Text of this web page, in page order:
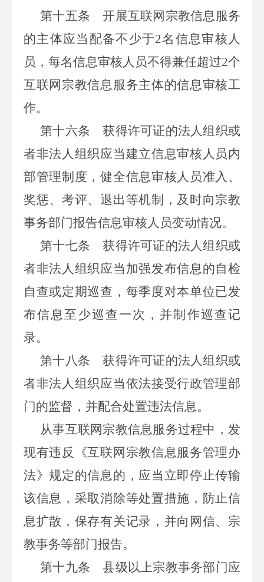
第十五条 开展互联网宗教信息服务
的主体应当配备不少于2名信息审核人
员，每名信息审核人员不得兼任超过2个
互联网宗教信息服务主体的信息审核工
作。
第十六条 获得许可证的法人组织或
者非法人组织应当建立信息审核人员内
部管理制度，健全信息审核人员准入、
奖惩、考评、退出等机制，及时向宗教
事务部门报告信息审核人员变动情况。
第十七条 获得许可证的法人组织或
者非法人组织应当加强发布信息的自检
自查或定期巡查，每季度对本单位已发
布信息至少巡查一次，并制作巡查记
录。
第十八条 获得许可证的法人组织或
者非法人组织应当依法接受行政管理部
门的监督，并配合处置违法信息。
从事互联网宗教信息服务过程中，发
现有违反《互联网宗教信息服务管理办
法》规定的信息的，应当立即停止传输
该信息，采取消除等处置措施，防止信
息扩散，保存有关记录，并向网信、宗
教事务等部门报告。
第十九条 县级以上宗教事务部门应